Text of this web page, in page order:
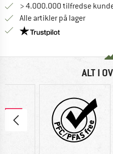
> 4.000.000 tilfredse
Alle artikler på lager
Vi er
ALT I